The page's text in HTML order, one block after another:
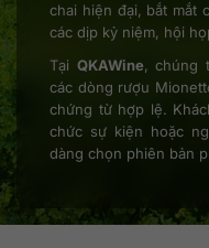
chai hiện đại, bắt mắt
các dịp kỷ niệm, hội
Tại QKAWine, chúng
các dòng rượu
chứng từ hợp lệ.
chức sự kiện hoặc
dàng chọn phiên bản